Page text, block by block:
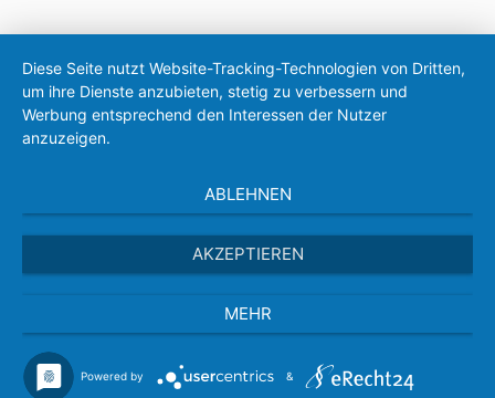
Diese Seite nutzt Website-Tracking-Technologien von Dritten,
um ihre Dienste anzubieten, stetig zu verbessern und
Werbung entsprechend den Interessen der Nutzer
anzuzeigen.
ABLEHNEN
AKZEPTIEREN
MEHR
Powered by &